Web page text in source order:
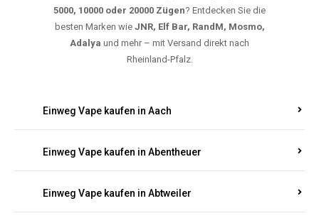
5000, 10000 oder 20000 Zügen? Entdecken Sie die
besten Marken wie JNR, Elf Bar, RandM, Mosmo,
Adalya und mehr – mit Versand direkt nach
Rheinland-Pfalz.
Einweg Vape kaufen in Aach
Einweg Vape kaufen in Abentheuer
Einweg Vape kaufen in Abtweiler